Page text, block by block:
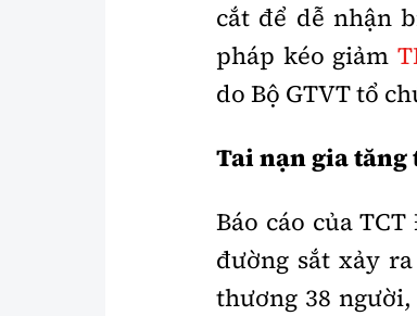
cắt để dễ nhận
pháp kéo giảm
do Bộ GTVT tổ
Tai nạn gia
Báo cáo của
đường sắt xảy
thương 38